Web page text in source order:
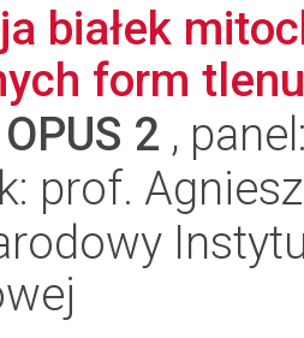
białek
form
OPUS 2 ,
prof.